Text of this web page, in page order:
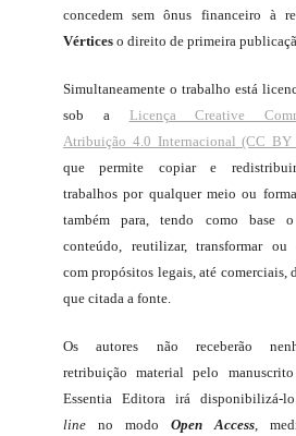
concedem sem ônus financeiro à
Vértices o direito de primeira
Simultaneamente o trabalho está
sob a Licença Creative
Atribuição 4.0 Internacional (CC BY
que permite copiar e
trabalhos por qualquer meio ou
também para, tendo como base
conteúdo, reutilizar, transformar ou
com propósitos legais, até comerciais,
que citada a fonte.
Os autores não receberão
retribuição material pelo
Essentia Editora irá disponibilizá-lo
line no modo Open Access ,